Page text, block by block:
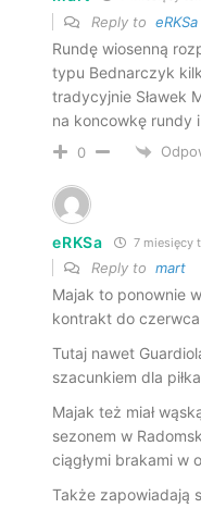
Reply toeRKSa
Rundę wiosenną
typu Bednarczyk
tradycyjnie Sławek
na koncowkę rundy
0
eRKSa 7 miesięcy
Reply tomart
Majak to ponownie
kontrakt do czerwca
Tutaj nawet
szacunkiem dla
Majak też miał
sezonem w
ciągłymi brakami w
Także zapowiadają